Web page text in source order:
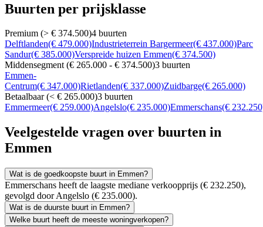
Buurten per prijsklasse
Premium (> € 374.500)4 buurten
Delftlanden(€ 479.000)Industrieterrein Bargermeer(€ 437.000)Parc
Sandur(€ 385.000)Verspreide huizen Emmen(€ 374.500)
Middensegment (€ 265.000 - € 374.500)3 buurten
Emmen-
Centrum(€ 347.000)Rietlanden(€ 337.000)Zuidbarge(€ 265.000)
Betaalbaar (< € 265.000)3 buurten
Emmermeer(€ 259.000)Angelslo(€ 235.000)Emmerschans(€
Veelgestelde vragen over buurten in
Emmen
Wat is de goedkoopste buurt in Emmen?
Emmerschans heeft de laagste mediane verkoopprijs (€ 232.250),
gevolgd door Angelslo (€ 235.000).
Wat is de duurste buurt in Emmen?
Welke buurt heeft de meeste woningverkopen?